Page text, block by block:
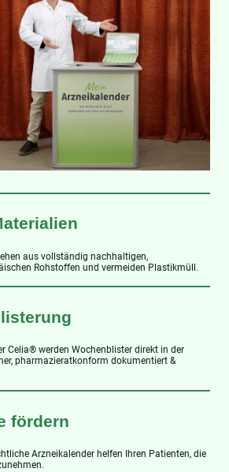
aus vollständig nachhaltigen,
Rohstoffen und vermeiden Plastikmüll.
Celia®️ werden Wochenblister direkt in der
pharmazieratkonform dokumentiert &
fördern
Arzneikalender helfen Ihren Patienten, die